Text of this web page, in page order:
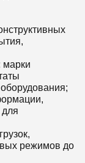
марки
режимов до